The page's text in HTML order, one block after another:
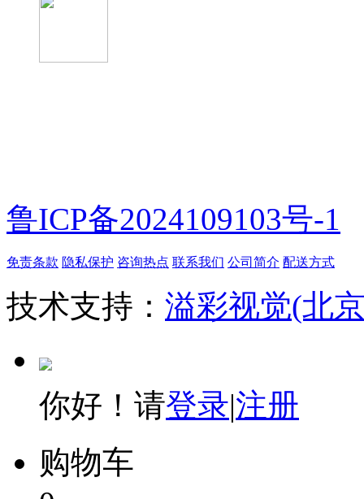
鲁ICP备2024109103号-1
免责条款 隐私保护 咨询热点 联系我们 公司简介 配送方式
技术支持： 溢彩视觉(北
你好！请登录|注册
购物车